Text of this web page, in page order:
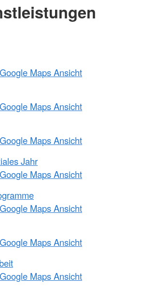
Maps Ansicht
Maps Ansicht
Maps Ansicht
Jahr
Maps Ansicht
Maps Ansicht
Maps Ansicht
Maps Ansicht